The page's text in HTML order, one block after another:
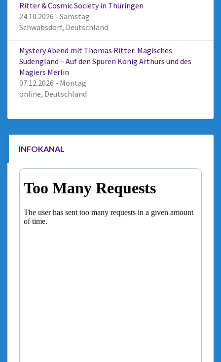
Ritter & Cosmic Society in Thüringen
24.10.2026 - Samstag
Schwabsdorf, Deutschland
Mystery Abend mit Thomas Ritter: Magisches
Südengland – Auf den Spuren König Arthurs und des
Magiers Merlin
07.12.2026 - Montag
online, Deutschland
INFOKANAL